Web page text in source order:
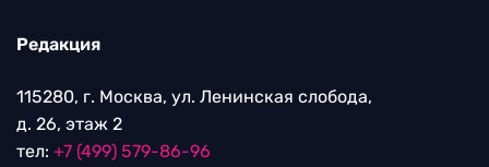
Редакция
115280, г. Москва, ул. Ленинская слобода,
д. 26, этаж 2
тел: +7 (499) 579-86-96